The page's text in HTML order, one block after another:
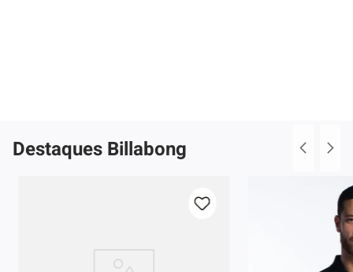
Destaques Billabong